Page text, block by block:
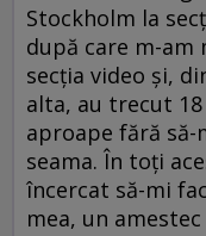
Stockholm la
după care m-am
secţia video şi,
alta, au trecut
aproape fără să-
seama. În toţi
încercat să-mi
mea, un